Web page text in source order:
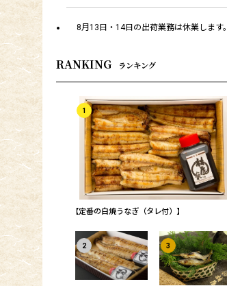
8月13日・14日の出荷業務は休業します。
RANKING ランキング
1
【定番の白焼うなぎ（タレ付）】
2 3